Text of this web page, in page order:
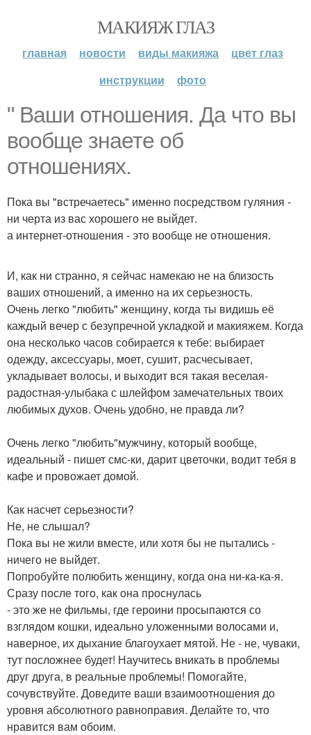
МАКИЯЖ ГЛАЗ
главная новости виды макияжа
цвет глаз
инструкции
фото
" Ваши отношения. Да что вы
вообще знаете об
отношениях.
Пока вы "встречаетесь" именно посредством гуляния -
ни черта из вас хорошего не выйдет.
а интернет-отношения - это вообще не отношения.
И, как ни странно, я сейчас намекаю не на близость
ваших отношений, а именно на их серьезность.
Очень легко "любить" женщину, когда ты видишь её
каждый вечер с безупречной укладкой и макияжем. Когда
она несколько часов собирается к тебе: выбирает
одежду, аксессуары, моет, сушит, расчесывает,
укладывает волосы, и выходит вся такая веселая-
радостная-улыбака с шлейфом замечательных твоих
любимых духов. Очень удобно, не правда ли?
Очень легко "любить"мужчину, который вообще,
идеальный - пишет смс-ки, дарит цветочки, водит тебя в
кафе и провожает домой.
Как насчет серьезности?
Не, не слышал?
Пока вы не жили вместе, или хотя бы не пытались -
ничего не выйдет.
Попробуйте полюбить женщину, когда она ни-ка-ка-я.
Сразу после того, как она проснулась
- это же не фильмы, где героини просыпаются со
взглядом кошки, идеально уложенными волосами и,
наверное, их дыхание благоухает мятой. Не - не, чуваки,
тут посложнее будет! Научитесь вникать в проблемы
друг друга, в реальные проблемы! Помогайте,
сочувствуйте. Доведите ваши взаимоотношения до
уровня абсолютного равноправия. Делайте то, что
нравится вам обоим.